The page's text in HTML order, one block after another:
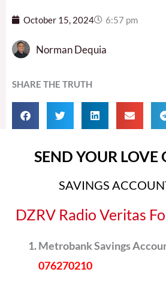
October 15, 2024 6:57 pm
Norman Dequia
SHARE THE TRUTH
SEND YOUR LOVE
SAVINGS
DZRV Radio Veritas
Metrobank Savings
076270210